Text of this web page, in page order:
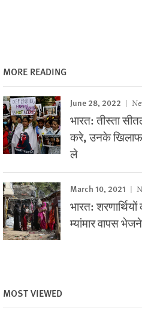
MORE READING
June 28, 2022
भारत: तीस्ता
करे, उनके खिलाफ
ले
March 10, 2021
भारत:
म्यांमार वापस
MOST VIEWED